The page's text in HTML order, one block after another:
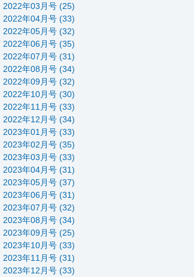
2022年03月号 (25)
2022年04月号 (33)
2022年05月号 (32)
2022年06月号 (35)
2022年07月号 (31)
2022年08月号 (34)
2022年09月号 (32)
2022年10月号 (30)
2022年11月号 (33)
2022年12月号 (34)
2023年01月号 (33)
2023年02月号 (35)
2023年03月号 (33)
2023年04月号 (31)
2023年05月号 (37)
2023年06月号 (31)
2023年07月号 (32)
2023年08月号 (34)
2023年09月号 (25)
2023年10月号 (33)
2023年11月号 (31)
2023年12月号 (33)